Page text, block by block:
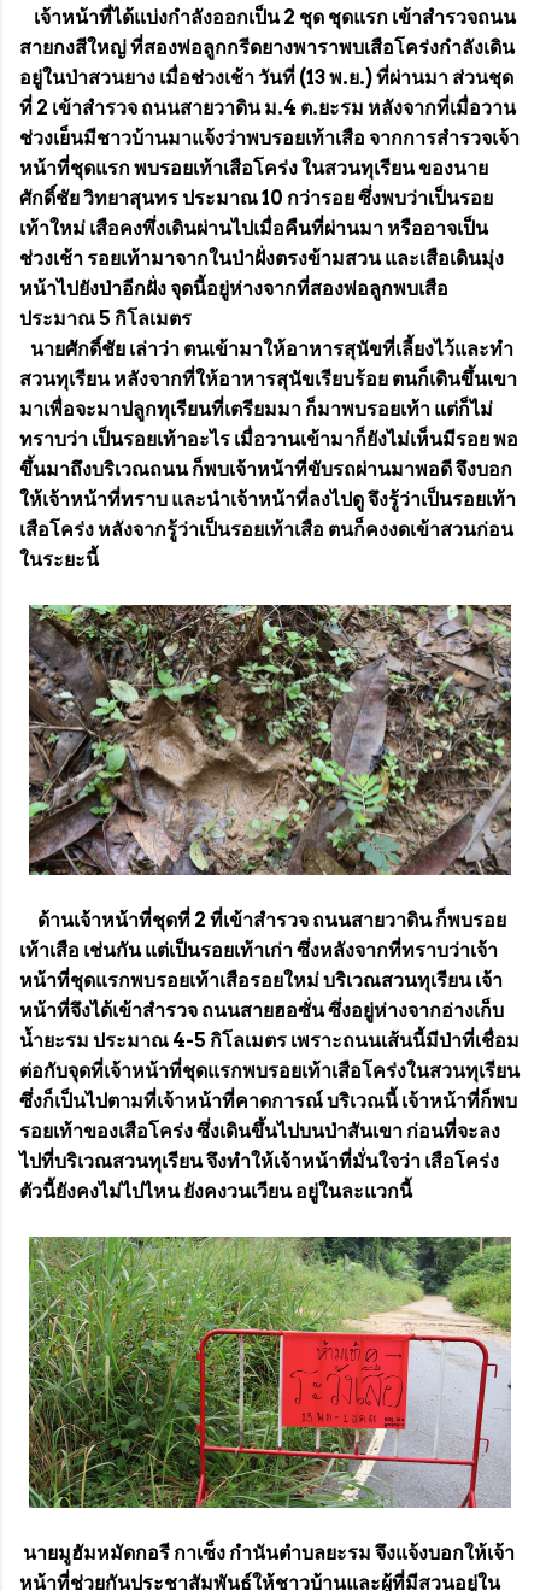
เจ้าหน้าที่ได้แบ่งกำลังออกเป็น 2 ชุด ชุดแรก เข้าสำรวจถนน
สายกงสีใหญ่ ที่สองพ่อลูกกรีดยางพาราพบเสือโคร่งกำลังเดิน
อยู่ในป่าสวนยาง เมื่อช่วงเช้า วันที่ (13 พ.ย.) ที่ผ่านมา ส่วนชุด
ที่ 2 เข้าสำรวจ ถนนสายวาดิน ม.4 ต.ยะรม หลังจากที่เมื่อวาน
ช่วงเย็นมีชาวบ้านมาแจ้งว่าพบรอยเท้าเสือ จากการสำรวจเจ้า
หน้าที่ชุดแรก พบรอยเท้าเสือโคร่ง ในสวนทุเรียน ของนาย
ศักดิ์ชัย วิทยาสุนทร ประมาณ 10 กว่ารอย ซึ่งพบว่าเป็นรอย
เท้าใหม่ เสือคงพึ่งเดินผ่านไปเมื่อคืนที่ผ่านมา หรืออาจเป็น
ช่วงเช้า รอยเท้ามาจากในป่าฝั่งตรงข้ามสวน และเสือเดินมุ่ง
หน้าไปยังป่าอีกฝั่ง จุดนี้อยู่ห่างจากที่สองพ่อลูกพบเสือ
ประมาณ 5 กิโลเมตร
นายศักดิ์ชัย เล่าว่า ตนเข้ามาให้อาหารสุนัขที่เลี้ยงไว้และทำ
สวนทุเรียน หลังจากที่ให้อาหารสุนัขเรียบร้อย ตนก็เดินขึ้นเขา
มาเพื่อจะมาปลูกทุเรียนที่เตรียมมา ก็มาพบรอยเท้า แต่ก็ไม่
ทราบว่า เป็นรอยเท้าอะไร เมื่อวานเข้ามาก็ยังไม่เห็นมีรอย พอ
ขึ้นมาถึงบริเวณถนน ก็พบเจ้าหน้าที่ขับรถผ่านมาพอดี จึงบอก
ให้เจ้าหน้าที่ทราบ และนำเจ้าหน้าที่ลงไปดู จึงรู้ว่าเป็นรอยเท้า
เสือโคร่ง หลังจากรู้ว่าเป็นรอยเท้าเสือ ตนก็คงงดเข้าสวนก่อน
ในระยะนี้
ด้านเจ้าหน้าที่ชุดที่ 2 ที่เข้าสำรวจ ถนนสายวาดิน ก็พบรอย
เท้าเสือ เช่นกัน แต่เป็นรอยเท้าเก่า ซึ่งหลังจากที่ทราบว่าเจ้า
หน้าที่ชุดแรกพบรอยเท้าเสือรอยใหม่ บริเวณสวนทุเรียน เจ้า
หน้าที่จึงได้เข้าสำรวจ ถนนสายฮอซั่น ซึ่งอยู่ห่างจากอ่างเก็บ
น้ำยะรม ประมาณ 4-5 กิโลเมตร เพราะถนนเส้นนี้มีป่าที่เชื่อม
ต่อกับจุดที่เจ้าหน้าที่ชุดแรกพบรอยเท้าเสือโคร่งในสวนทุเรียน
ซึ่งก็เป็นไปตามที่เจ้าหน้าที่คาดการณ์ บริเวณนี้ เจ้าหน้าที่ก็พบ
รอยเท้าของเสือโคร่ง ซึ่งเดินขึ้นไปบนป่าสันเขา ก่อนที่จะลง
ไปที่บริเวณสวนทุเรียน จึงทำให้เจ้าหน้าที่มั่นใจว่า เสือโคร่ง
ตัวนี้ยังคงไม่ไปไหน ยังคงวนเวียน อยู่ในละแวกนี้
นายมูฮัมหมัดกอรี กาเซ็ง กำนันตำบลยะรม จึงแจ้งบอกให้เจ้า
หน้าที่ช่วยกันประชาสัมพันธ์ให้ชาวบ้านและผู้ที่มีสวนอยู่ใน